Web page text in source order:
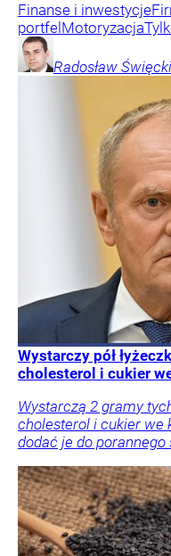
Finanse i inwestycje
portfel Motoryzacja
Radosław Święcki
Wystarczy pół
cholesterol i cukier
Wystarczą 2 gramy
cholesterol i cukier we
dodać je do porannego